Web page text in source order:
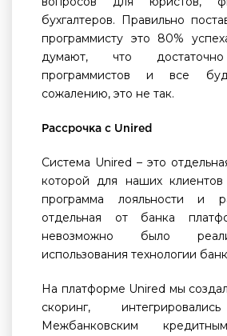
бухгалтеров. Правильно
программисту это 80%
думают, что
программистов и все
сожалению, это не так.
Рассрочка с Unired
Система Unired – это
которой для наших
программа лояльности и
отдельная от банка
невозможно было
использования технологии
На платформе Unired мы
скоринг,
Межбанковским